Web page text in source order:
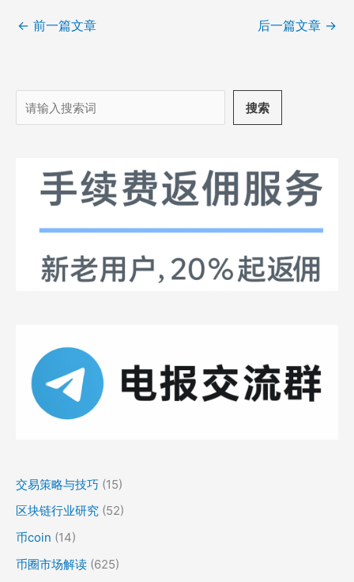
← 前一篇文章 后一篇文章 →
搜
索
搜索
交易策略与技巧 (15)
区块链行业研究 (52)
币coin (14)
币圈市场解读 (625)